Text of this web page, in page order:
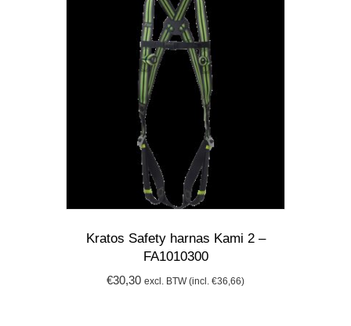
Kratos Safety harnas Kami 2 –
FA1010300
€30,30 excl. BTW (incl. €36,66)